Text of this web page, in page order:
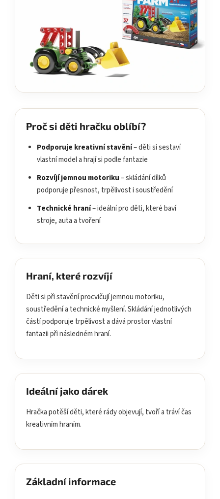
Proč si děti hračku oblíbí?
Podporuje kreativní stavění– děti si sestaví
vlastní model a hrají si podle fantazie
Rozvíjí jemnou motoriku– skládání dílků
podporuje přesnost, trpělivost i soustředění
Technické hraní– ideální pro děti, které baví
stroje, auta a tvoření
Hraní, které rozvíjí
Děti si při stavění procvičují jemnou motoriku,
soustředění a technické myšlení. Skládání jednotlivých
částí podporuje trpělivost a dává prostor vlastní
fantazii při následném hraní.
Ideální jako dárek
Hračka potěší děti, které rády objevují, tvoří a tráví čas
kreativním hraním.
Základní informace